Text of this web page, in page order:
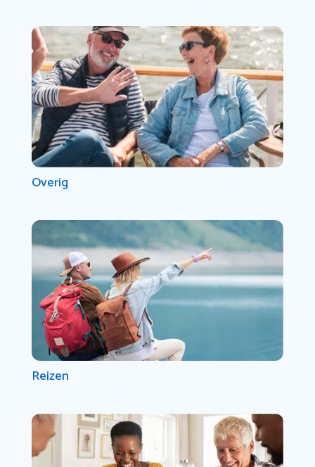
Overig
Reizen